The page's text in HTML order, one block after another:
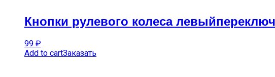
Кнопки рулевого колеса
99 ₽
Add to cartЗаказать